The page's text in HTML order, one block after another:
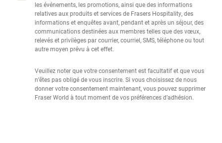
les événements, les promotions, ainsi que des informations
relatives aux produits et services de Frasers Hospitality, des
informations et enquêtes avant, pendant et après un séjour, des
communications destinées aux membres telles que des vœux,
relevés et privilèges par courrier, courriel, SMS, téléphone ou tout
autre moyen prévu à cet effet.
Veuillez noter que votre consentement est facultatif et que vous
n’êtes pas obligé de vous inscrire. Si vous choisissez de nous
donner votre consentement maintenant, vous pouvez supprimer
Fraser World à tout moment de vos préférences d’adhésion.